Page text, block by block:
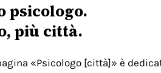
psicologo.
più città.
«Psicologo [città]» è